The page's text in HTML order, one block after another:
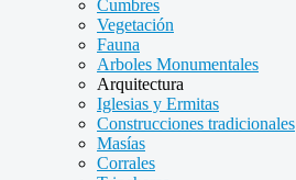
Cumbres
Vegetación
Fauna
Arboles Monumentales
Arquitectura
Iglesias y Ermitas
Construcciones tradicionales
Masías
Corrales